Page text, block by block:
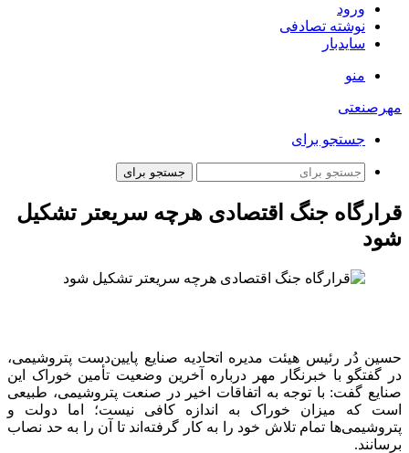
ورود
نوشته تصادفی
سایدبار
منو
مهرصنعتی
جستجو برای
جستجو برای
قرارگاه جنگ اقتصادی هرچه سریعتر تشکیل
شود
حسین دُر رئیس هیئت مدیره اتحادیه صنایع پایین‌دست پتروشیمی،
در گفتگو با خبرنگار مهر درباره آخرین وضعیت تأمین خوراک این
صنایع گفت: با توجه به اتفاقات اخیر در صنعت پتروشیمی، طبیعی
است که میزان خوراک به اندازه کافی نیست؛ اما دولت و
پتروشیمی‌ها تمام تلاش خود را به کار گرفته‌اند تا آن را به حد نصاب
برسانند.